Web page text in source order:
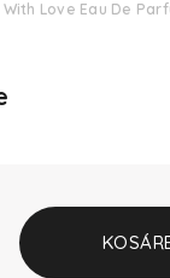
Love Eau De